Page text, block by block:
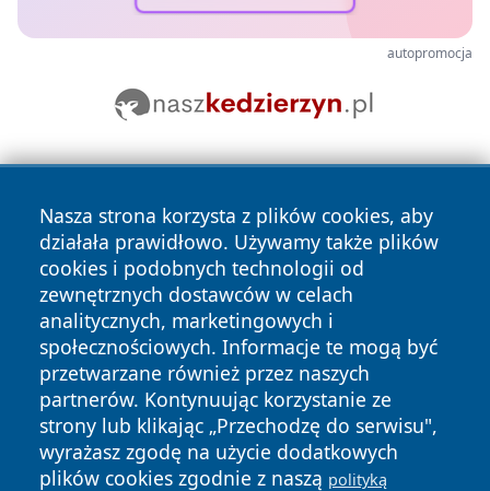
autopromocja
Nasza strona korzysta z plików cookies, aby
działała prawidłowo. Używamy także plików
cookies i podobnych technologii od
zewnętrznych dostawców w celach
analitycznych, marketingowych i
społecznościowych. Informacje te mogą być
przetwarzane również przez naszych
partnerów. Kontynuując korzystanie ze
strony lub klikając „Przechodzę do serwisu",
wyrażasz zgodę na użycie dodatkowych
plików cookies zgodnie z naszą polityką
Copyright © 2026 tarnowskie24.pl Wszystkie prawa
zastrzeżone.
News Autorzy
Polityka
Prywatności
Polityka
Cookies